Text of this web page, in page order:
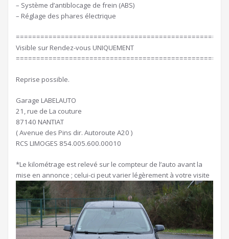
– Système d’antiblocage de frein (ABS)
– Réglage des phares électrique
Visible sur Rendez-vous UNIQUEMENT
Reprise possible.
Garage LABELAUTO
21, rue de La couture
87140 NANTIAT
( Avenue des Pins dir. Autoroute A20 )
RCS LIMOGES 854.005.600.00010
*Le kilométrage est relevé sur le compteur de l’auto avant la
mise en annonce ; celui-ci peut varier légèrement à votre visite